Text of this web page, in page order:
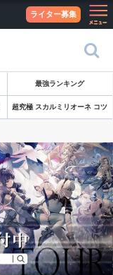
ライター募集
最強ランキング
超究極 スカルミリオーネ コツ